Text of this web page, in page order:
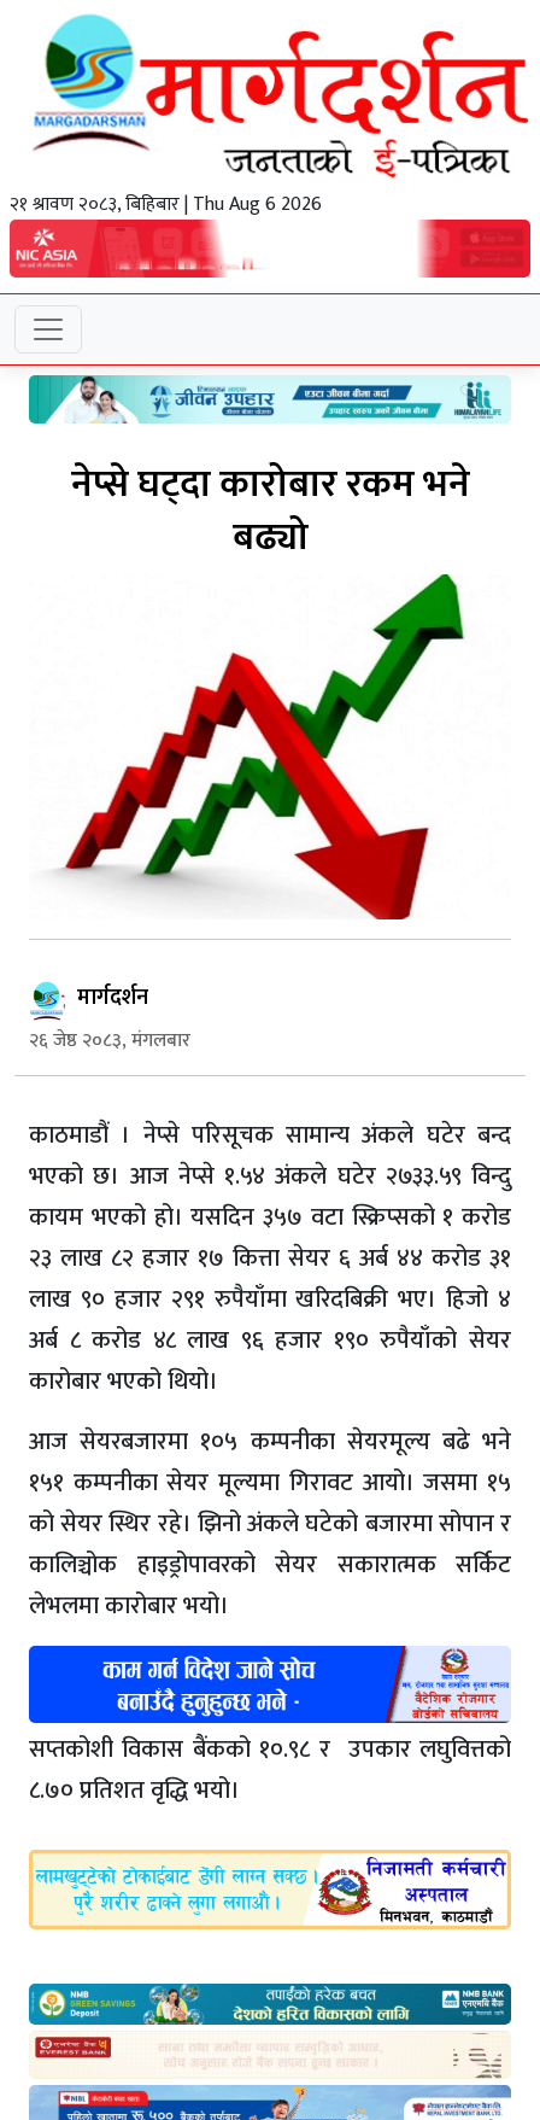
२१ श्रावण २०८३, बिहिबार | Thu Aug 6 2026
नेप्से घट्दा कारोबार रकम भने
बढ्यो
मार्गदर्शन
२६ जेष्ठ २०८३, मंगलबार
काठमाडौं । नेप्से परिसूचक सामान्य अंकले घटेर बन्द
भएको छ। आज नेप्से १.५४ अंकले घटेर २७३३.५९ विन्दु
कायम भएको हो। यसदिन ३५७ वटा स्क्रिप्सको १ करोड
२३ लाख ८२ हजार १७ कित्ता सेयर ६ अर्ब ४४ करोड ३१
लाख ९० हजार २९१ रुपैयाँमा खरिदबिक्री भए। हिजो ४
अर्ब ८ करोड ४८ लाख ९६ हजार १९० रुपैयाँको सेयर
कारोबार भएको थियो।
आज सेयरबजारमा १०५ कम्पनीका सेयरमूल्य बढे भने
१५१ कम्पनीका सेयर मूल्यमा गिरावट आयो। जसमा १५
को सेयर स्थिर रहे। झिनो अंकले घटेको बजारमा सोपान र
कालिञ्चोक हाइड्रोपावरको सेयर सकारात्मक सर्किट
लेभलमा कारोबार भयो।
सप्तकोशी विकास बैंकको १०.९८ र उपकार लघुवित्तको
८.७० प्रतिशत वृद्धि भयो।